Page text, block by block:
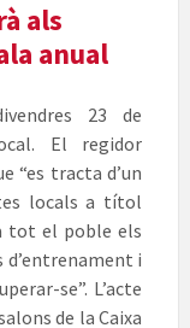
als
anual
23 de
El regidor
“es tracta d’un
locals a títol
tot el poble els
d’entrenament i
se”. L’acte
de la Caixa